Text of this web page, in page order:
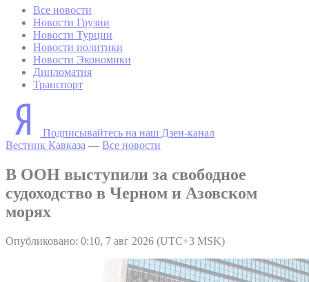
Все новости
Новости Грузии
Новости Турции
Новости политики
Новости Экономики
Дипломатия
Транспорт
Подписывайтесь на наш Дзен-канал
Вестник Кавказа — Все новости
В ООН выступили за свободное
судоходство в Черном и Азовском
морях
Опубликовано: 0:10, 7 авг 2026 (UTC+3 MSK)